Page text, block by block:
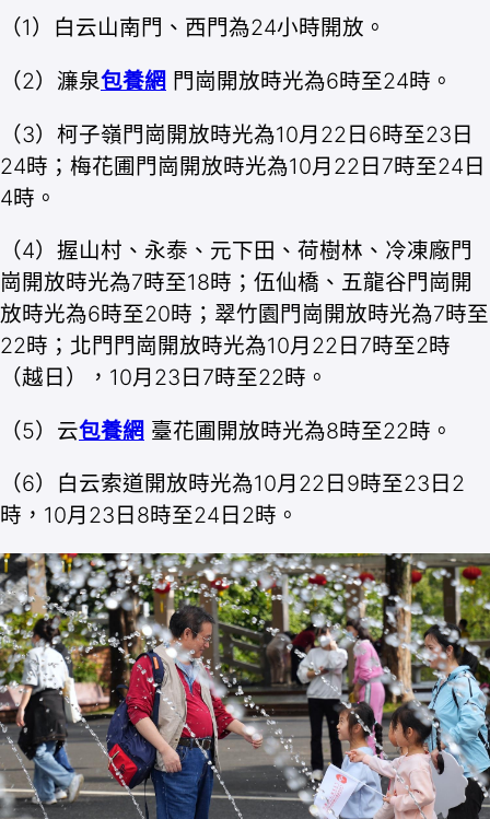
（1）白云山南門、西門為24小時開放。
（2）濂泉包養網 門崗開放時光為6時至24時。
（3）柯子嶺門崗開放時光為10月22日6時至23日
24時；梅花圃門崗開放時光為10月22日7時至24日
4時。
（4）握山村、永泰、元下田、荷樹林、冷凍廠門
崗開放時光為7時至18時；伍仙橋、五龍谷門崗開
放時光為6時至20時；翠竹園門崗開放時光為7時至
22時；北門門崗開放時光為10月22日7時至2時
（越日），10月23日7時至22時。
（5）云包養網 臺花圃開放時光為8時至22時。
（6）白云索道開放時光為10月22日9時至23日2
時，10月23日8時至24日2時。